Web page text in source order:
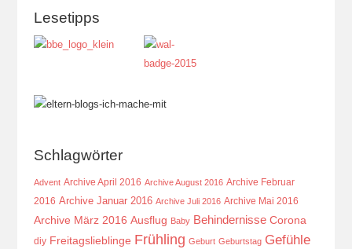
Lesetipps
Schlagwörter
Advent Archive April 2016 Archive August 2016 Archive Februar
2016 Archive Januar 2016 Archive Juli 2016 Archive Mai 2016
Archive März 2016 Ausflug Baby Behindernisse Corona
diy Freitagslieblinge Frühling Geburt Geburtstag Gefühle